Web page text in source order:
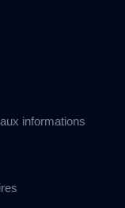
informations